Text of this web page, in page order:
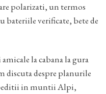
polarizati, un termos
bateriile verificate, bete de
la cabana la gura
discuta despre planurile
in muntii Alpi,